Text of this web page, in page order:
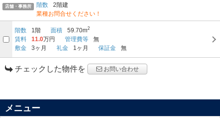
店舗・事務所
階数
2階建
業種お問合せください！
階数 1階 面積 59.70m2
賃料 11.0万円 管理費等
無
敷金
3ヶ月 礼金 1ヶ月 保証金 無
チェックした物件を お問い合わせ
メニュー